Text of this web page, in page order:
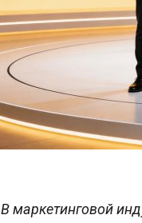
В маркетинговой